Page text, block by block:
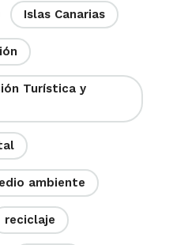
Islas Canarias
Turística y
ambiente
reciclaje